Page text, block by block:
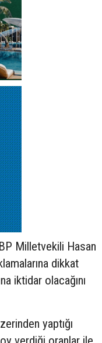
Milletvekili Hasan
dikkat
iktidar olacağını
yaptığı